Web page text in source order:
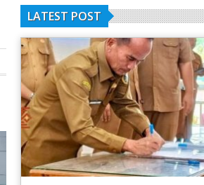
LATEST POST